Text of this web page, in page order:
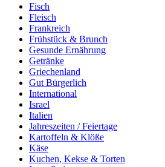
Fisch
Fleisch
Frankreich
Frühstück & Brunch
Gesunde Ernährung
Getränke
Griechenland
Gut Bürgerlich
International
Israel
Italien
Jahreszeiten / Feiertage
Kartoffeln & Klöße
Käse
Kuchen, Kekse & Torten